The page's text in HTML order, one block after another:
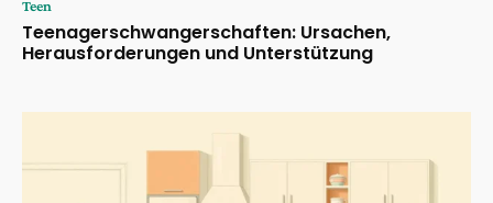
Teen
Teenagerschwangerschaften: Ursachen,
Herausforderungen und Unterstützung